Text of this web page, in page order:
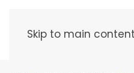
Skip to main content